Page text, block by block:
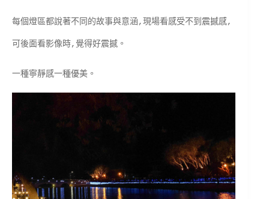
每個燈區都說著不同的故事與意涵,現場看感受不到震撼感,
可後面看影像時,覺得好震撼。
一種寧靜感一種優美。